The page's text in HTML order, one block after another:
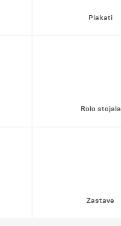
Plakati
Rolo stojala
Zastave